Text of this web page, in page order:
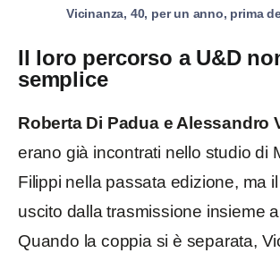
Vicinanza, 40, per un anno, prima
Il loro percorso a U&D
semplice
Roberta Di Padua e Alessandro
erano già incontrati nello studio di
Filippi nella passata edizione, ma
uscito dalla trasmissione insieme a
Quando la coppia si è separata,